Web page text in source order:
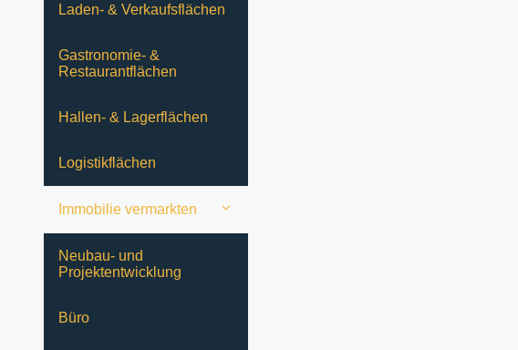
Laden- & Verkaufsflächen
Gastronomie- &
Restaurantflächen
Hallen- & Lagerflächen
Logistikflächen
Immobilie vermarkten
Neubau- und
Projektentwicklung
Büro